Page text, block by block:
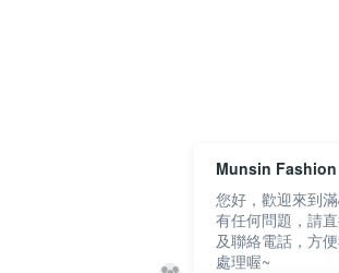
Munsin Fashion
您好，歡迎來到
有任何問題，請
及聯絡電話，方
處理喔~